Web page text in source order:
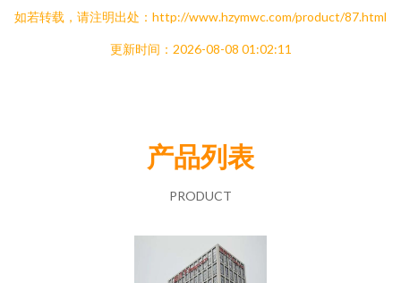
如若转载，请注明出处：http://www.hzymwc.com/product/87.html
更新时间：2026-08-08 01:02:11
产品列表
PRODUCT